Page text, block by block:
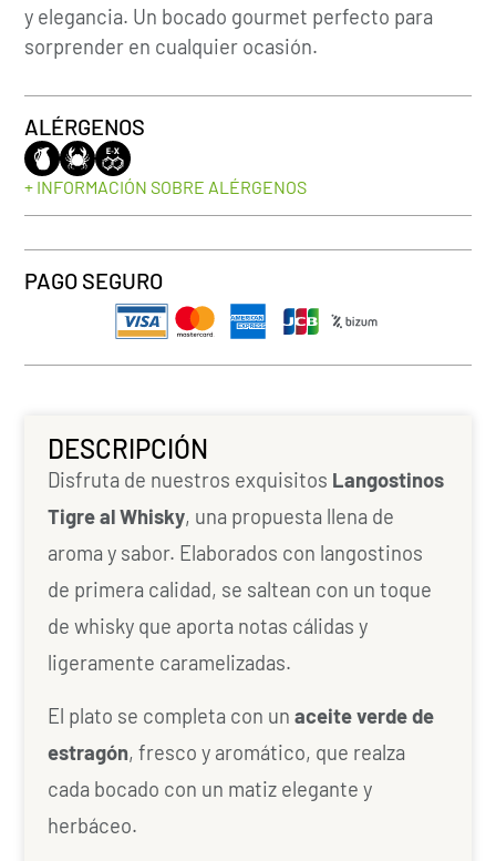
y elegancia. Un bocado gourmet perfecto para
sorprender en cualquier ocasión.
ALÉRGENOS
+ INFORMACIÓN SOBRE ALÉRGENOS
PAGO SEGURO
DESCRIPCIÓN
Disfruta de nuestros exquisitos Langostinos
Tigre al Whisky, una propuesta llena de
aroma y sabor. Elaborados con langostinos
de primera calidad, se saltean con un toque
de whisky que aporta notas cálidas y
ligeramente caramelizadas.
El plato se completa con un aceite verde de
estragón, fresco y aromático, que realza
cada bocado con un matiz elegante y
herbáceo.